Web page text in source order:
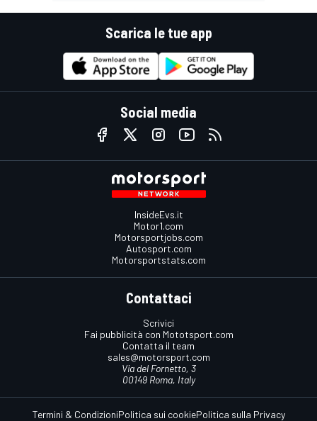
Scarica le tue app
Social media
InsideEvs.it
Motor1.com
Motorsportjobs.com
Autosport.com
Motorsportstats.com
Contattaci
Scrivici
Fai pubblicità con Mototsport.com
Contatta il team
sales@motorsport.com
Via del Fornetto, 3
00149 Roma, Italy
Termini & CondizioniPolitica sui cookiePolitica sulla Privacy